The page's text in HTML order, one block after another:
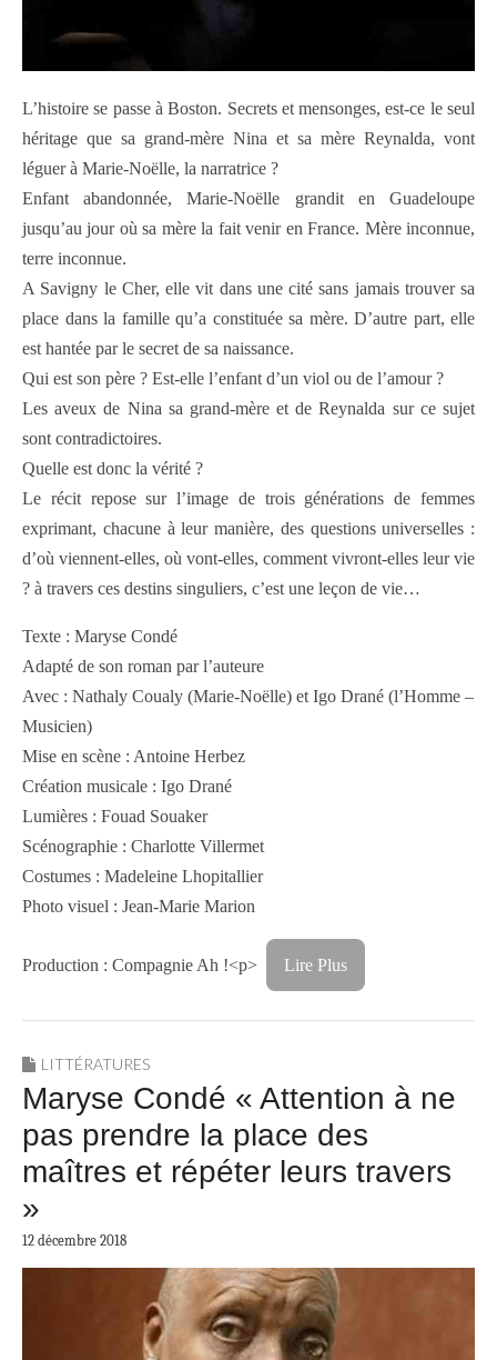
L’histoire se passe à Boston. Secrets et mensonges, est-ce le seul
héritage que sa grand-mère Nina et sa mère Reynalda, vont
léguer à Marie-Noëlle, la narratrice ?
Enfant abandonnée, Marie-Noëlle grandit en Guadeloupe
jusqu’au jour où sa mère la fait venir en France. Mère inconnue,
terre inconnue.
A Savigny le Cher, elle vit dans une cité sans jamais trouver sa
place dans la famille qu’a constituée sa mère. D’autre part, elle
est hantée par le secret de sa naissance.
Qui est son père ? Est-elle l’enfant d’un viol ou de l’amour ?
Les aveux de Nina sa grand-mère et de Reynalda sur ce sujet
sont contradictoires.
Quelle est donc la vérité ?
Le récit repose sur l’image de trois générations de femmes
exprimant, chacune à leur manière, des questions universelles :
d’où viennent-elles, où vont-elles, comment vivront-elles leur vie
? à travers ces destins singuliers, c’est une leçon de vie…
Texte : Maryse Condé
Adapté de son roman par l’auteure
Avec : Nathaly Coualy (Marie-Noëlle) et Igo Drané (l’Homme –
Musicien)
Mise en scène : Antoine Herbez
Création musicale : Igo Drané
Lumières : Fouad Souaker
Scénographie : Charlotte Villermet
Costumes : Madeleine Lhopitallier
Photo visuel : Jean-Marie Marion
Production : Compagnie Ah !<p> Lire Plus
LITTÉRATURES
Maryse Condé « Attention à ne
pas prendre la place des
maîtres et répéter leurs travers
»
12 décembre 2018